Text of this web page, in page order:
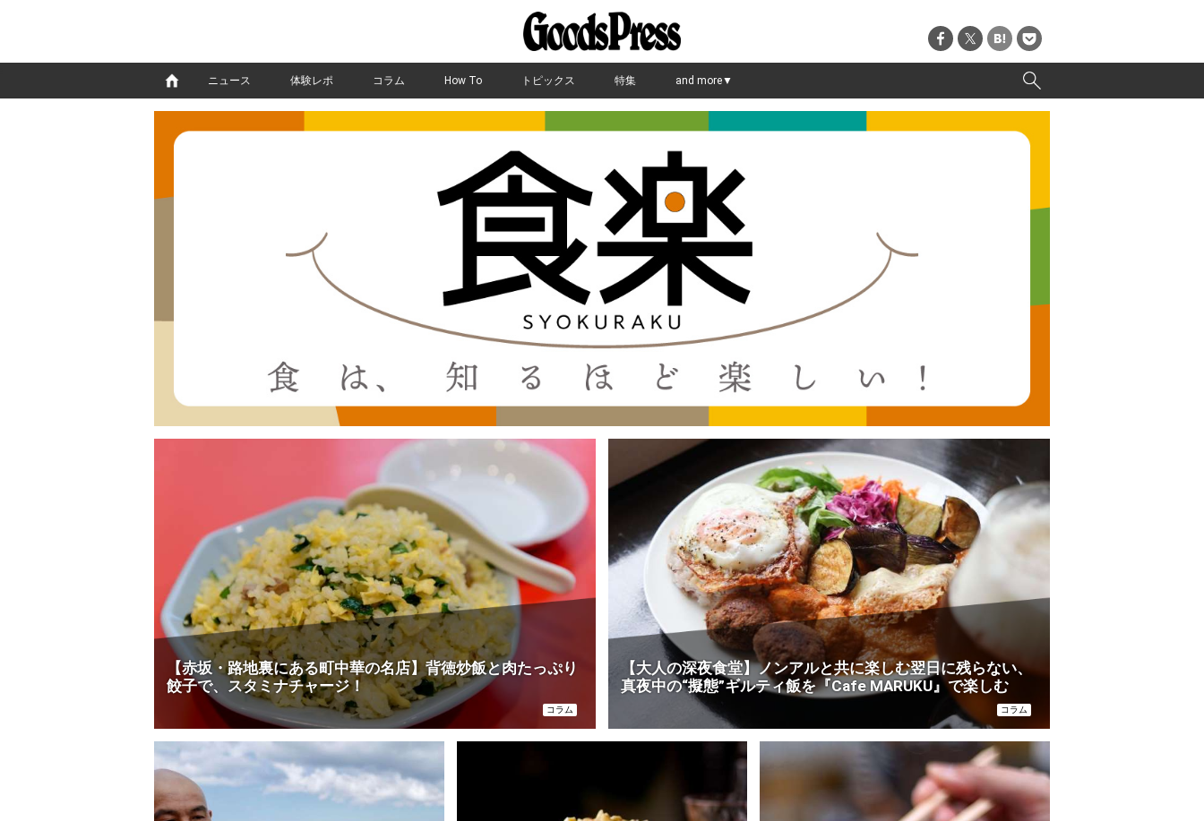
ニュース 体験レポ コラム How To トピックス 特集 and more▼
【赤坂・路地裏にある町中華の名店】背徳炒飯と肉たっぷり
餃子で、スタミナチャージ！
コラム
【大人の深夜食堂】ノンアルと共に楽しむ翌日に残らない、
真夜中の“擬態”ギルティ飯を『Cafe MARUKU』で楽しむ
コラム